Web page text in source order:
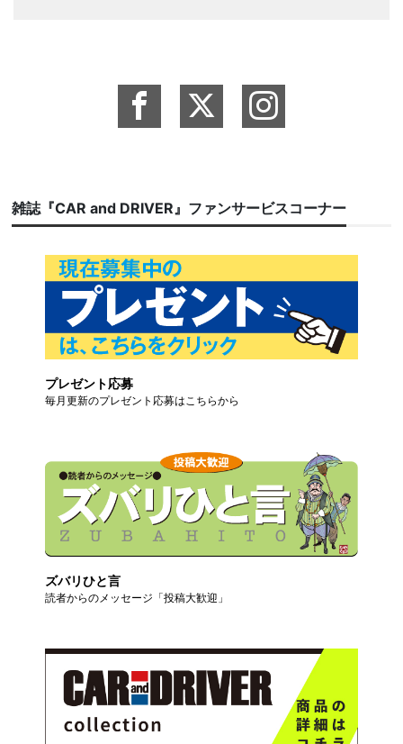
雑誌『CAR and DRIVER』ファンサービスコーナー
プレゼント応募
毎月更新のプレゼント応募はこちらから
ズバリひと言
読者からのメッセージ「投稿大歓迎」